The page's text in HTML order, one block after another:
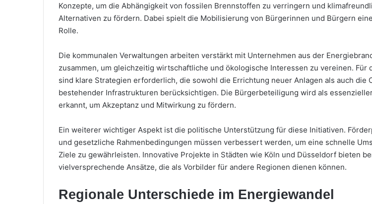
Konzepte, um die Abhängigkeit von fossilen Brennstoffen zu verringern und
Alternativen zu fördern. Dabei spielt die Mobilisierung von Bürgerinnen und Bürgern
Rolle.
Die kommunalen Verwaltungen arbeiten verstärkt mit Unternehmen aus der
zusammen, um gleichzeitig wirtschaftliche und ökologische Interessen zu vereinen. Für
sind klare Strategien erforderlich, die sowohl die Errichtung neuer Anlagen als auch die
bestehender Infrastrukturen berücksichtigen. Die Bürgerbeteiligung wird als
erkannt, um Akzeptanz und Mitwirkung zu fördern.
Ein weiterer wichtiger Aspekt ist die politische Unterstützung für diese Initiativen.
und gesetzliche Rahmenbedingungen müssen verbessert werden, um eine schnelle
Ziele zu gewährleisten. Innovative Projekte in Städten wie Köln und Düsseldorf bieten
vielversprechende Ansätze, die als Vorbilder für andere Regionen dienen können.
Regionale Unterschiede im Energiewandel